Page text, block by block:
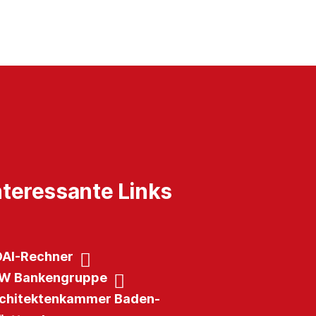
Links
Rechner
Bankengruppe
Baden-